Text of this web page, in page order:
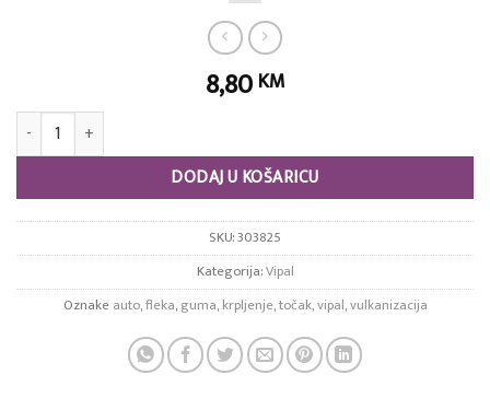
8,80 KM
Fleka Radijalna RAC 25 količina
DODAJ U KOŠARICU
SKU:303825
Kategorija:Vipal
Oznakeauto,fleka,guma,krpljenje,točak,vipal,vulkanizacija